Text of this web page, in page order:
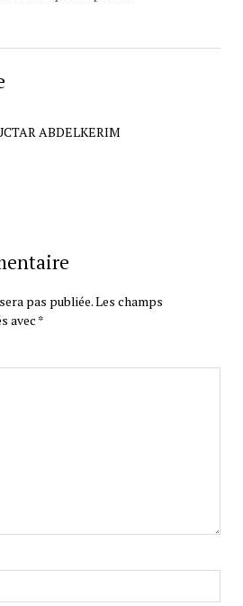
ABDELKERIM
pas publiée.Les champs
avec *